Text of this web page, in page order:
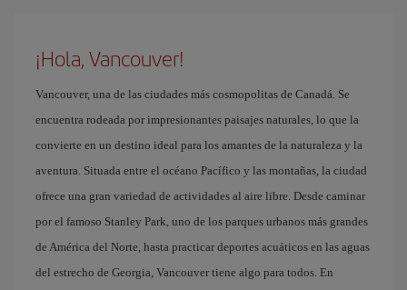
¡Hola, Vancouver!
Vancouver, una de las ciudades más cosmopolitas de Canadá. Se
encuentra rodeada por impresionantes paisajes naturales, lo que la
convierte en un destino ideal para los amantes de la naturaleza y la
aventura. Situada entre el océano Pacífico y las montañas, la ciudad
ofrece una gran variedad de actividades al aire libre. Desde caminar
por el famoso Stanley Park, uno de los parques urbanos más grandes
de América del Norte, hasta practicar deportes acuáticos en las aguas
del estrecho de Georgia, Vancouver tiene algo para todos. En